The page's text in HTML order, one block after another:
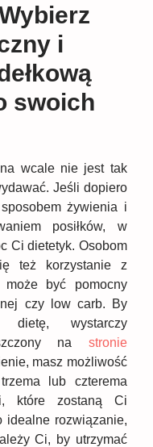
i
swoich
wcale nie jest tak
Jeśli dopiero
żywienia i
posiłków, w
Ci dietetyk. Osobom
też korzystanie z
może być pomocny
czy low carb. By
dietę, wystarczy
na stronie
masz możliwość
lub czterema
które zostaną Ci
idealne rozwiązanie,
Ci, by utrzymać